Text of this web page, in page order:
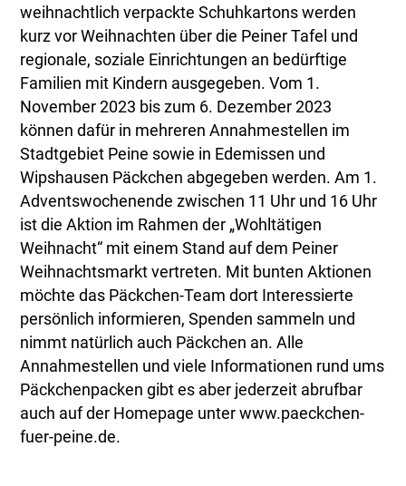
weihnachtlich verpackte Schuhkartons werden
kurz vor Weihnachten über die Peiner Tafel und
regionale, soziale Einrichtungen an bedürftige
Familien mit Kindern ausgegeben. Vom 1.
November 2023 bis zum 6. Dezember 2023
können dafür in mehreren Annahmestellen im
Stadtgebiet Peine sowie in Edemissen und
Wipshausen Päckchen abgegeben werden. Am 1.
Adventswochenende zwischen 11 Uhr und 16 Uhr
ist die Aktion im Rahmen der „Wohltätigen
Weihnacht“ mit einem Stand auf dem Peiner
Weihnachtsmarkt vertreten. Mit bunten Aktionen
möchte das Päckchen-Team dort Interessierte
persönlich informieren, Spenden sammeln und
nimmt natürlich auch Päckchen an. Alle
Annahmestellen und viele Informationen rund ums
Päckchenpacken gibt es aber jederzeit abrufbar
auch auf der Homepage unter www.paeckchen-
fuer-peine.de.